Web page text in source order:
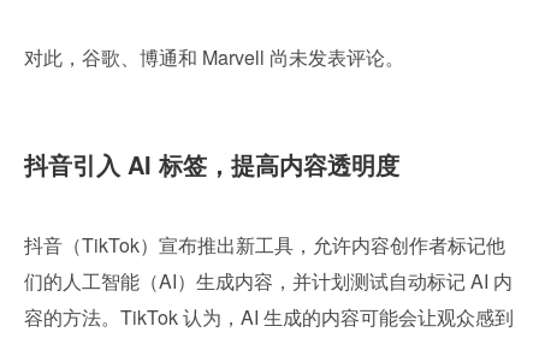
对此，谷歌、博通和 Marvell 尚未发表评论。
抖音引入 AI 标签，提高内容透明度
抖音（TikTok）宣布推出新工具，允许内容创作者标记他
们的人工智能（AI）生成内容，并计划测试自动标记 AI 内
容的方法。TikTok 认为，AI 生成的内容可能会让观众感到